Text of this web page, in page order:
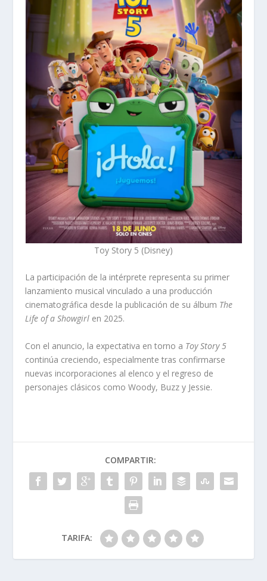
Toy Story 5 (Disney)
La participación de la intérprete representa su primer
lanzamiento musical vinculado a una producción
cinematográfica desde la publicación de su álbum The
Life of a Showgirl en 2025.
Con el anuncio, la expectativa en torno a Toy Story 5
continúa creciendo, especialmente tras confirmarse
nuevas incorporaciones al elenco y el regreso de
personajes clásicos como Woody, Buzz y Jessie.
COMPARTIR:
TARIFA: